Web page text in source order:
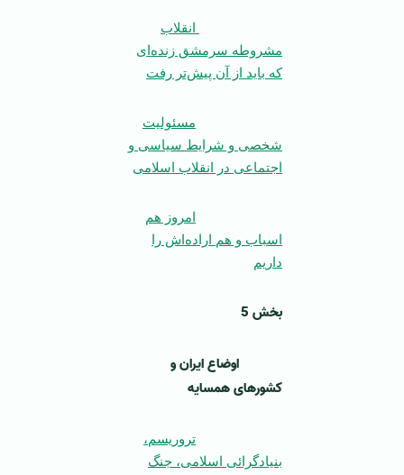
انقلاب
مشروطه سرمشق زنده‌ای
که باید از آن پیش‌تر رفت
مسئولیت
شخصی و شرایط سیاسی و
اجتماعی در انقلاب اسلامی
امروز هم
اسباب و هم اراده‌اش را
داریم
بخش 5
اوضاع ایران و
کشورهای همسایه
تروریسم،
بنیادگرائی اسلامی، جنگ